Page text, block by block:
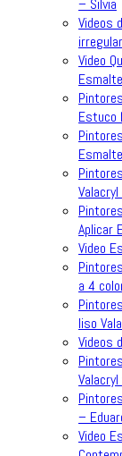
– Silvia
Videos
Video
Estuco
Aplicar
Video
a 4
liso
Videos
–
Video